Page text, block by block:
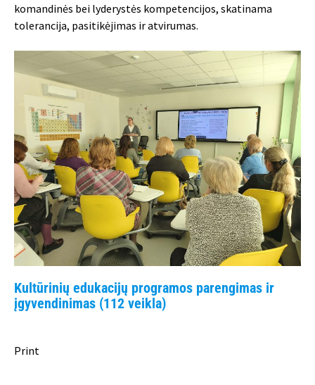
komandinės bei lyderystės kompetencijos, skatinama
tolerancija, pasitikėjimas ir atvirumas.
Kultūrinių edukacijų programos parengimas ir
įgyvendinimas (112 veikla)
Print